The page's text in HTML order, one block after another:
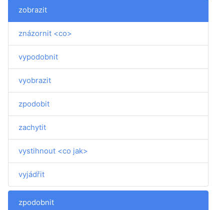
zobrazit
znázornit <co>
vypodobnit
vyobrazit
zpodobit
zachytit
vystihnout <co jak>
vyjádřit
zpodobnit